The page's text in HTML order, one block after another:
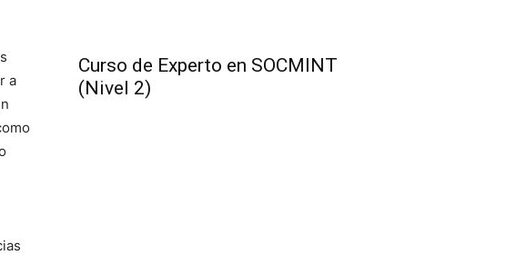
a
Curso de Experto en SOCMINT
(Nivel 2)